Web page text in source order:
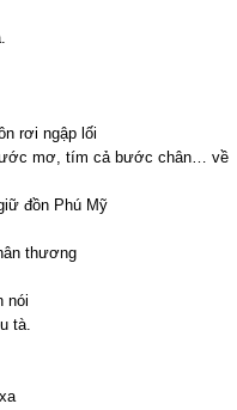
rơi ngập lối
mơ, tím cả bước chân… về
đồn Phú Mỹ
thương
nói
tà.